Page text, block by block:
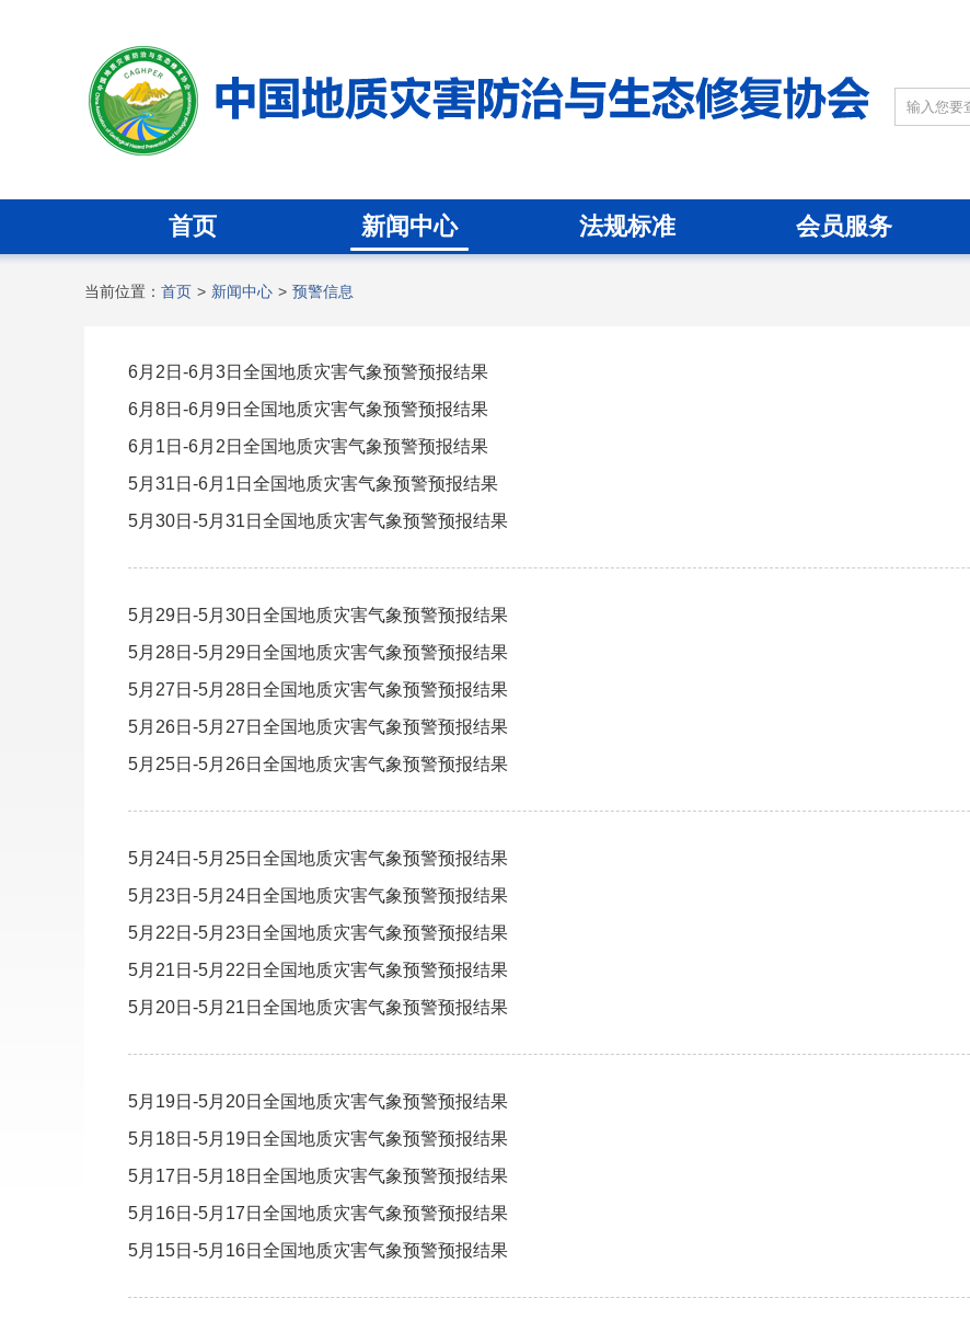
首页 新闻中心 法规标准 会员服务
当前位置： 首页 > 新闻中心 > 预警信息
6月2日-6月3日全国地质灾害气象预警预报结果
6月8日-6月9日全国地质灾害气象预警预报结果
6月1日-6月2日全国地质灾害气象预警预报结果
5月31日-6月1日全国地质灾害气象预警预报结果
5月30日-5月31日全国地质灾害气象预警预报结果
5月29日-5月30日全国地质灾害气象预警预报结果
5月28日-5月29日全国地质灾害气象预警预报结果
5月27日-5月28日全国地质灾害气象预警预报结果
5月26日-5月27日全国地质灾害气象预警预报结果
5月25日-5月26日全国地质灾害气象预警预报结果
5月24日-5月25日全国地质灾害气象预警预报结果
5月23日-5月24日全国地质灾害气象预警预报结果
5月22日-5月23日全国地质灾害气象预警预报结果
5月21日-5月22日全国地质灾害气象预警预报结果
5月20日-5月21日全国地质灾害气象预警预报结果
5月19日-5月20日全国地质灾害气象预警预报结果
5月18日-5月19日全国地质灾害气象预警预报结果
5月17日-5月18日全国地质灾害气象预警预报结果
5月16日-5月17日全国地质灾害气象预警预报结果
5月15日-5月16日全国地质灾害气象预警预报结果